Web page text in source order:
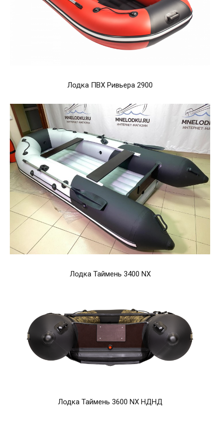
Лодка ПВХ Ривьера 2900
Лодка Таймень 3400 NX
Лодка Таймень 3600 NX НДНД